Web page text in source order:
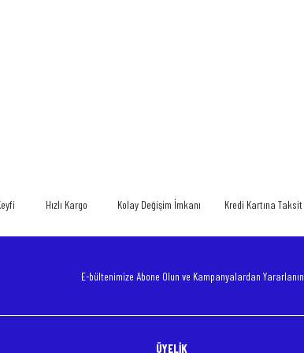
hatalar bulunuyor.
sitelerden daha pahalı.
Hızlı Kargo Kolay Değişim İmkanı Kredi Kartına Taksit
E-bültenimize Abone Olun ve Kampanyalardan Yararlanın
ÜYELİK